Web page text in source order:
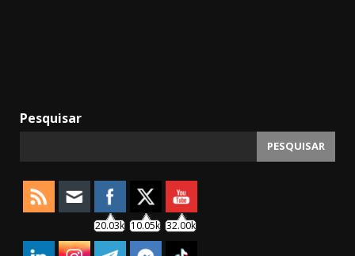
Pesquisar
PESQUISAR
20.03k 10.05k 32.00k